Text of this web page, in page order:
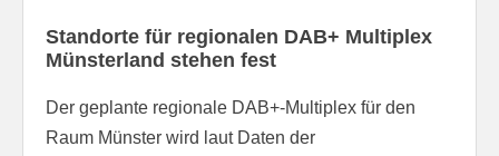
Standorte für regionalen DAB+ Multiplex
Münsterland stehen fest
Der geplante regionale DAB+-Multiplex für den
Raum Münster wird laut Daten der